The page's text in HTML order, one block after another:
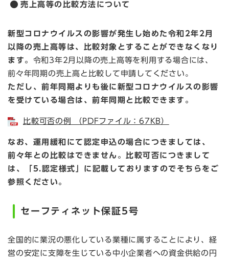
売上高等の比較方法について
新型コロナウイルスの影響が発生し始めた令和2年2月
以降の売上高等は、比較対象とすることができなくなり
ます。 令和3年2月以降の売上高等を利用する場合には、
前々年同期の売上高と比較して申請してください。
ただし、前年同期よりも後に新型コロナウイルスの影響
を受けている場合は、前年同期と比較できます。
比較可否の例 （PDFファイル：67KB）
なお、運用緩和にて認定申込の場合につきましては、
前々年との比較はできません。比較可否につきまして
は、「5.認定様式」に記載しておりますのでそちらをご
参照ください。
セーフティネット保証5号
全国的に業況の悪化している業種に属することにより、経
営の安定に支障を生じている中小企業者への資金供給の円